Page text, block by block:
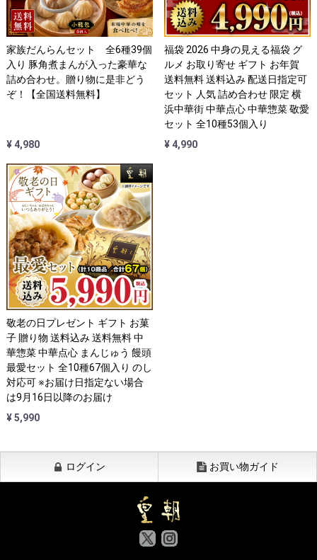
家族だんらんセット 全6種39個
入り 豚角煮まんが入った豪華な
詰め合わせ。贈り物に是非どう
ぞ！【全国送料無料】
¥ 4,980
福袋 2026 中身の見える福袋 グ
ルメ お取り寄せ ギフト お年賀
送料無料 送料込み 配送日指定可
セット 人気 詰め合わせ 限定 横
浜中華街 中華点心 中華惣菜 敬愛
セット 全10種53個入り
¥ 4,990
敬老の日プレゼント ギフト お菓
子 贈り物 送料込み 送料無料 中
華惣菜 中華点心 まんじゅう 饅頭
最愛セット 全10種67個入り のし
対応可 ※お届け日指定ない場合
は9月16日以降のお届け
¥ 5,990
ログイン お買い物ガイド